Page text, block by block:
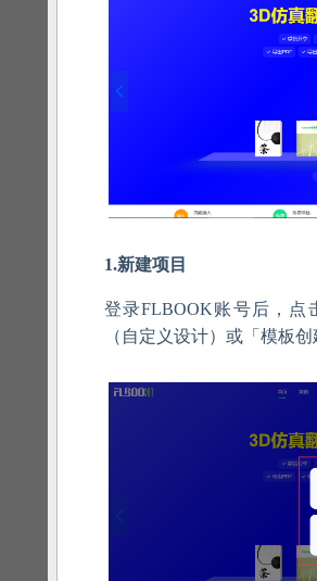
1.新建项目
登录FLBOOK账号后，点
（自定义设计）或「模板